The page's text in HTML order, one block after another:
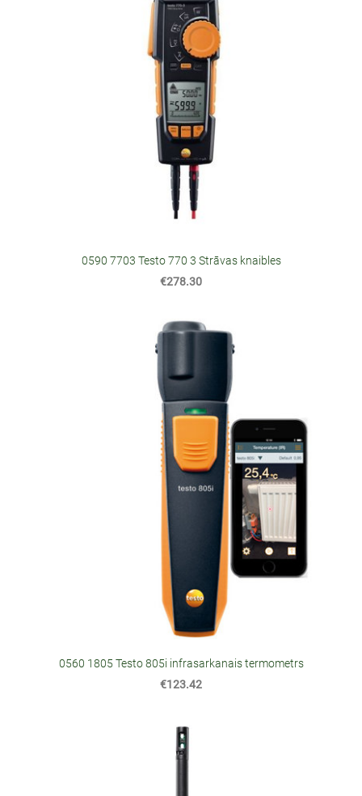
0590 7703 Testo 770 3 Strāvas knaibles
€278.30
0560 1805 Testo 805i infrasarkanais termometrs
€123.42